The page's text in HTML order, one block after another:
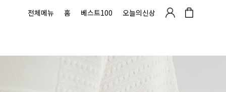
전체메뉴 홈 베스트100 오늘의신상